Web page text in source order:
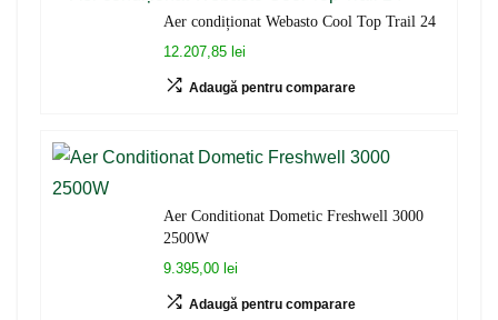
Aer condiționat Webasto Cool Top Trail 24
12.207,85 lei
Adaugă pentru comparare
Aer Conditionat Dometic Freshwell 3000
2500W
9.395,00 lei
Adaugă pentru comparare